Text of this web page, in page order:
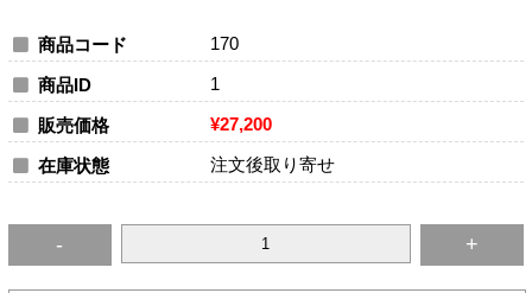
商品コード 170
商品ID 1
販売価格 ¥27,200
在庫状態 注文後取り寄せ